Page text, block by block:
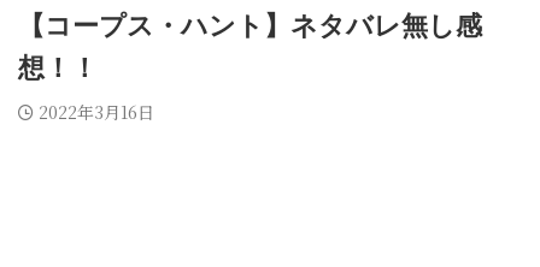
【コープス・ハント】ネタバレ無し感
想！！
2022年3月16日